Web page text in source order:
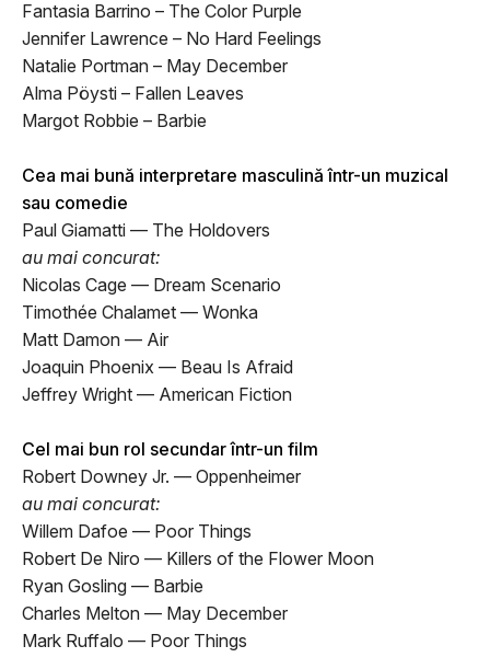
Fantasia Barrino – The Color Purple
Jennifer Lawrence – No Hard Feelings
Natalie Portman – May December
Alma Pöysti – Fallen Leaves
Margot Robbie – Barbie
Cea mai bună interpretare masculină într-un muzical
sau comedie
Paul Giamatti — The Holdovers
au mai concurat:
Nicolas Cage — Dream Scenario
Timothée Chalamet — Wonka
Matt Damon — Air
Joaquin Phoenix — Beau Is Afraid
Jeffrey Wright — American Fiction
Cel mai bun rol secundar într-un film
Robert Downey Jr. — Oppenheimer
au mai concurat:
Willem Dafoe — Poor Things
Robert De Niro — Killers of the Flower Moon
Ryan Gosling — Barbie
Charles Melton — May December
Mark Ruffalo — Poor Things